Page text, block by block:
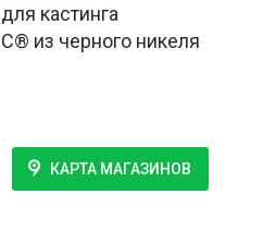
кастинга
из черного никеля
КАРТА МАГАЗИНОВ